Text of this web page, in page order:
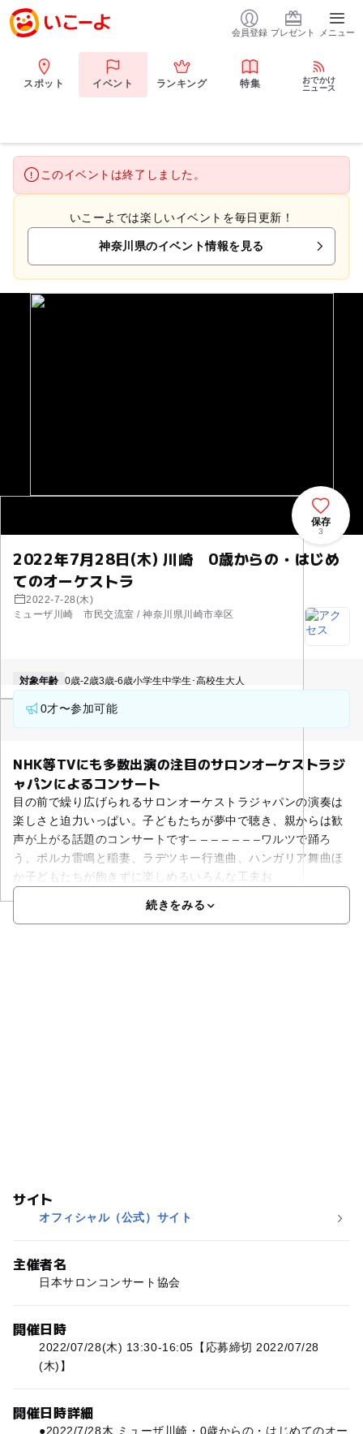
会員登録 プレゼント メニュー
スポット イベント ランキング 特集
おでかけ
ニュース
このイベントは終了しました。
いこーよでは楽しいイベントを毎日更新！
神奈川県のイベント情報を見る
2022年7月28日(木) 川崎 0歳からの・はじめ
てのオーケストラ
2022-7-28(木)
ミューザ川崎 市民交流室 / 神奈川県川崎市幸区
保存
3
対象年齢 0歳-2歳3歳-6歳小学生中学生･高校生大人
0才〜参加可能
NHK等TVにも多数出演の注目のサロンオーケストラジ
ャパンによるコンサート
目の前で繰り広げられるサロンオーケストラジャパンの演奏は
楽しさと迫力いっぱい。子どもたちが夢中で聴き、親からは歓
声が上がる話題のコンサートです– – – – – – –ワルツで踊ろ
う、ポルカ雷鳴と稲妻、ラデツキー行進曲、ハンガリア舞曲ほ
か子どもたちが飽きずに楽しめるいろんな工夫お
続きをみる
サイト
オフィシャル（公式）サイト
主催者名
日本サロンコンサート協会
開催日時
2022/07/28(木) 13:30-16:05【応募締切 2022/07/28
(木)】
開催日時詳細
●2022/7/28木 ミューザ川崎・0歳からの・はじめてのオー